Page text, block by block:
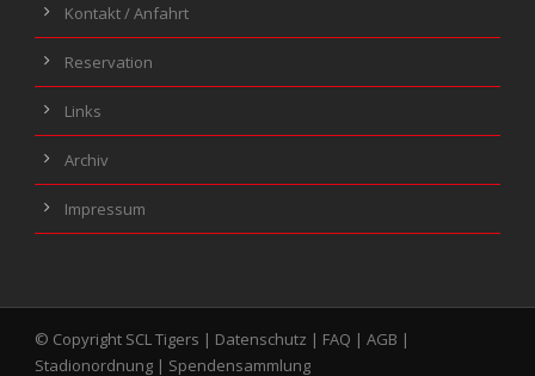
Kontakt / Anfahrt
Reservation
Links
Archiv
Impressum
© Copyright SCL Tigers | Datenschutz | FAQ | AGB |
Stadionordnung | Spendensammlung